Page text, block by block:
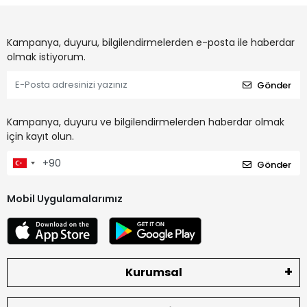
Kampanya, duyuru, bilgilendirmelerden e-posta ile haberdar
olmak istiyorum.
Gönder
Kampanya, duyuru ve bilgilendirmelerden haberdar olmak
için kayıt olun.
Gönder
Mobil Uygulamalarımız
Kurumsal